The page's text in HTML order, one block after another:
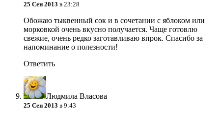
25 Сен 2013 в 23:28
Обожаю тыквенный сок и в сочетании с яблоком или
морковкой очень вкусно получается. Чаще готовлю
свежие, очень редко заготавливаю впрок. Спасибо за
напоминание о полезности!
Ответить
Людмила Власова
25 Сен 2013 в 9:43